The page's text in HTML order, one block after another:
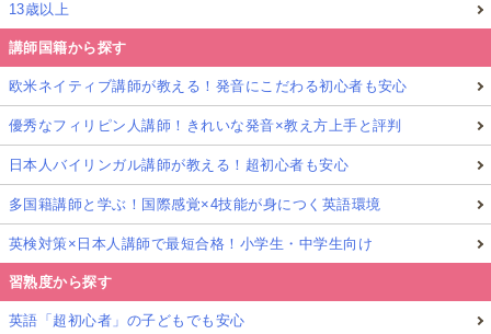
13歳以上
講師国籍から探す
欧米ネイティブ講師が教える！発音にこだわる初心者も安心
優秀なフィリピン人講師！きれいな発音×教え方上手と評判
日本人バイリンガル講師が教える！超初心者も安心
多国籍講師と学ぶ！国際感覚×4技能が身につく英語環境
英検対策×日本人講師で最短合格！小学生・中学生向け
習熟度から探す
英語「超初心者」の子どもでも安心